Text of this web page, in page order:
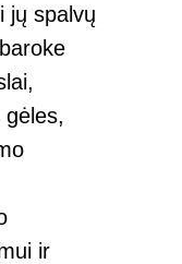
jų spalvų
ir